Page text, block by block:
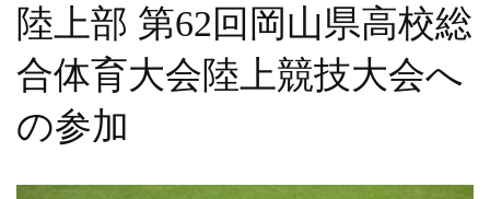
学校生活
主な学校行事
部活動
海外研修
生徒の活躍
その他
保護者の方へ
陸上部 第62回岡山県高校総
合体育大会陸上競技大会へ
の参加